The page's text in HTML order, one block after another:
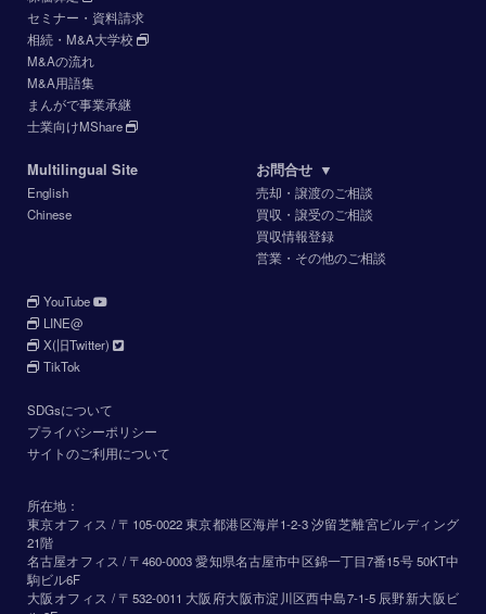
セミナー・資料請求
相続・M&A大学校
M&Aの流れ
M&A用語集
まんがで事業承継
士業向けMShare
Multilingual Site
English
Chinese
お問合せ ▼
売却・譲渡のご相談
買収・譲受のご相談
買収情報登録
営業・その他のご相談
YouTube
LINE@
X(旧Twitter)
TikTok
SDGsについて
プライバシーポリシー
サイトのご利用について
所在地：
東京オフィス / 〒105-0022 東京都港区海岸1-2-3 汐留芝離宮ビルディング
21階
名古屋オフィス / 〒460-0003 愛知県名古屋市中区錦一丁目7番15号 50KT中
駒ビル6F
大阪オフィス / 〒532-0011 大阪府大阪市淀川区西中島7-1-5 辰野新大阪ビ